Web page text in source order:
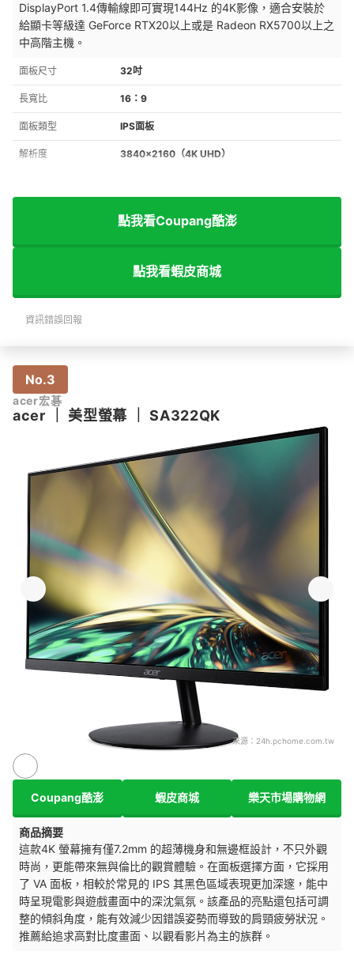
DisplayPort 1.4傳輸線即可實現144Hz 的4K影像，適合安裝於
給顯卡等級達 GeForce RTX20以上或是 Radeon RX5700以上之
中高階主機。
面板尺寸 32吋
長寬比 16：9
面板類型 IPS面板
解析度 3840×2160（4K UHD）
點我看Coupang酷澎
點我看蝦皮商城
資訊錯誤回報
No.3
acer宏碁
acer 美型螢幕｜SA322QK
來源： 24h.pchome.com.tw
Coupang酷澎 蝦皮商城 樂天市場購物網
商品摘要
這款4K 螢幕擁有僅7.2mm 的超薄機身和無邊框設計，不只外觀
時尚，更能帶來無與倫比的觀賞體驗。在面板選擇方面，它採用
了 VA 面板，相較於常見的 IPS 其黑色區域表現更加深邃，能中
時呈現電影與遊戲畫面中的深沈氣氛。該產品的亮點還包括可調
整的傾斜角度，能有效減少因錯誤姿勢而導致的肩頸疲勞狀況。
推薦給追求高對比度畫面、以觀看影片為主的族群。